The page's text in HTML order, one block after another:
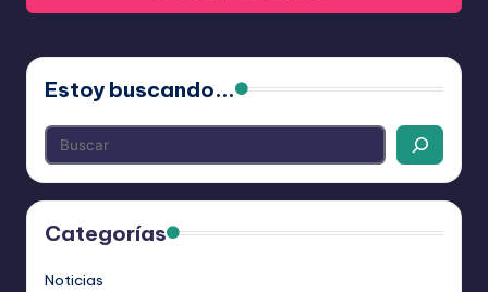
Estoy buscando...
Categorías
Noticias